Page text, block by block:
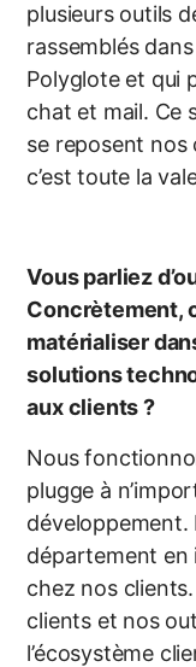
plusieurs outils
rassemblés
Polyglote et qui
chat et mail. Ce
se reposent nos
c’est toute la
Vous parliez
Concrètement,
matérialiser
solutions
aux clients ?
Nous
plugge à
développement.
département en
chez nos
clients et nos
l’écosystème